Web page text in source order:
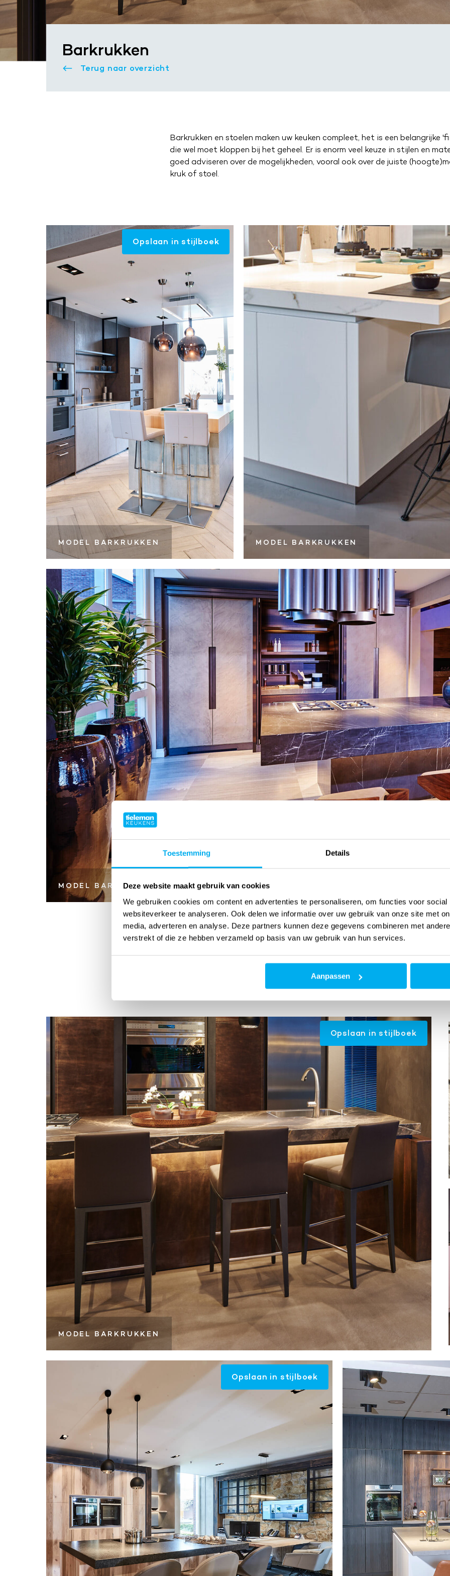
Toestemming Details
Deze website maakt gebruik van cookies
We gebruiken cookies om content en advertenties te personaliseren, om functies voor
websiteverkeer te analyseren. Ook delen we informatie over uw gebruik van onze site met
media, adverteren en analyse. Deze partners kunnen deze gegevens combineren met
verstrekt of die ze hebben verzameld op basis van uw gebruik van hun services.
Aanpassen
Barkrukken
Terug naar overzicht
Barkrukken en stoelen maken uw keuken compleet, het is een belangrijke
die wel moet kloppen bij het geheel. Er is enorm veel keuze in stijlen en
goed adviseren over de mogelijkheden, vooral ook over de juiste
kruk of stoel.
Opslaan in stijlboek
MODEL BARKRUKKEN MODEL BARKRUKKEN
MODEL BARKRUKKEN
Laat u goed adviseren over zitcomfort, hoogte en breedte van de kruk
uw tafel of bar en over de kwaliteit. Wij helpen u graag verder.
Opslaan in stijlboek
MODEL BARKRUKKEN
Opslaan in stijlboek